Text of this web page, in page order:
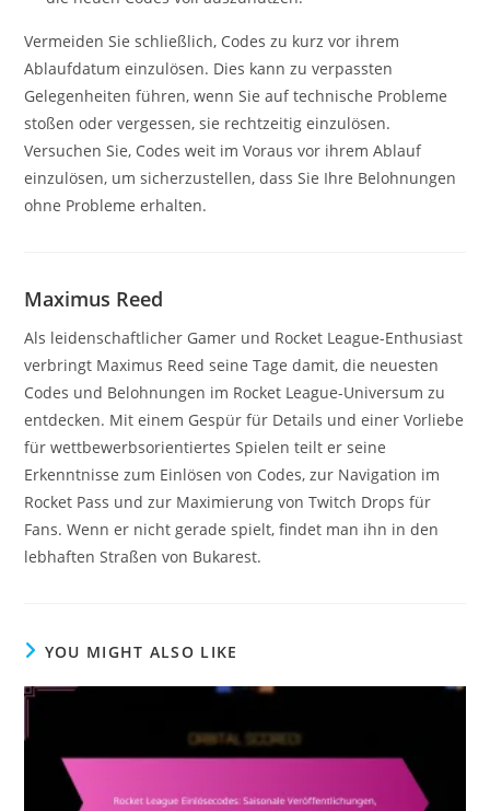
Vermeiden Sie schließlich, Codes zu kurz vor ihrem
Ablaufdatum einzulösen. Dies kann zu verpassten
Gelegenheiten führen, wenn Sie auf technische Probleme
stoßen oder vergessen, sie rechtzeitig einzulösen.
Versuchen Sie, Codes weit im Voraus vor ihrem Ablauf
einzulösen, um sicherzustellen, dass Sie Ihre Belohnungen
ohne Probleme erhalten.
Maximus Reed
Als leidenschaftlicher Gamer und Rocket League-Enthusiast
verbringt Maximus Reed seine Tage damit, die neuesten
Codes und Belohnungen im Rocket League-Universum zu
entdecken. Mit einem Gespür für Details und einer Vorliebe
für wettbewerbsorientiertes Spielen teilt er seine
Erkenntnisse zum Einlösen von Codes, zur Navigation im
Rocket Pass und zur Maximierung von Twitch Drops für
Fans. Wenn er nicht gerade spielt, findet man ihn in den
lebhaften Straßen von Bukarest.
YOU MIGHT ALSO LIKE